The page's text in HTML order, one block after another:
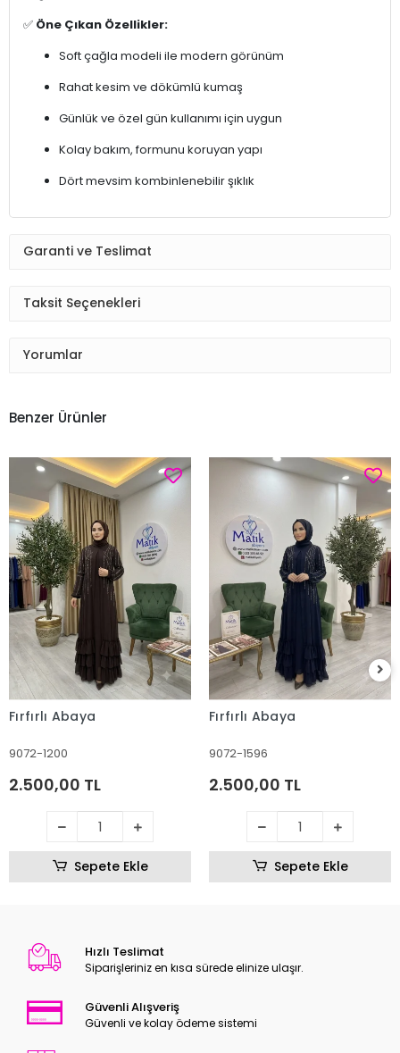
✅ Öne Çıkan Özellikler:
Soft çağla modeli ile modern görünüm
Rahat kesim ve dökümlü kumaş
Günlük ve özel gün kullanımı için uygun
Kolay bakım, formunu koruyan yapı
Dört mevsim kombinlenebilir şıklık
Garanti ve Teslimat
Taksit Seçenekleri
Yorumlar
Benzer Ürünler
Fırfırlı Abaya
9072-1200
2.500,00 TL
Sepete Ekle
Fırfırlı Abaya
9072-1596
2.500,00 TL
Sepete Ekle
Hızlı Teslimat
Siparişleriniz en kısa sürede elinize ulaşır.
Güvenli Alışveriş
Güvenli ve kolay ödeme sistemi